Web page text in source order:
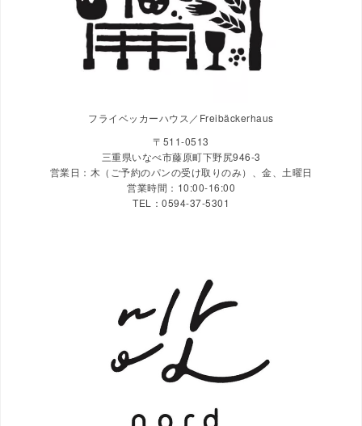
フライベッカーハウス／Freibäckerhaus
〒511-0513
三重県いなべ市藤原町下野尻946-3
営業日：木（ご予約のパンの受け取りのみ）、金、土曜日
営業時間：10:00-16:00
TEL：0594-37-5301